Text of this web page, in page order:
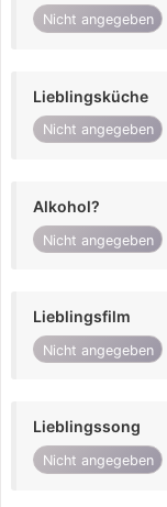
Nicht angegeben
Lieblingsküche
Nicht angegeben
Alkohol?
Nicht angegeben
Lieblingsfilm
Nicht angegeben
Lieblingssong
Nicht angegeben